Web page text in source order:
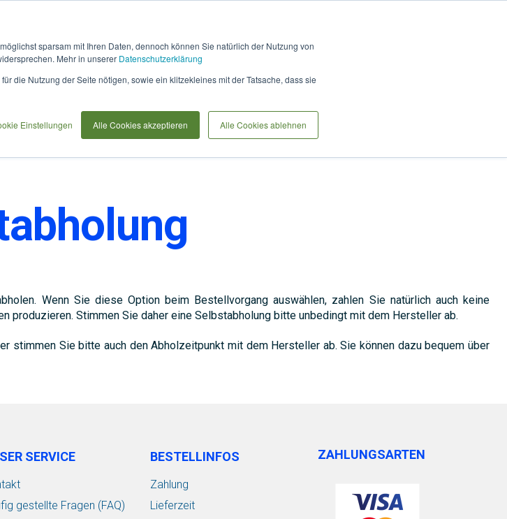
sparsam mit Ihren Daten, dennoch können Sie natürlich der Nutzung von
Mehr in unserer Datenschutzerklärung
die Nutzung der Seite nötigen, sowie ein klitzekleines mit der Tatsache, dass sie
Einstellungen Alle Cookies akzeptieren Alle Cookies ablehnen
Wenn Sie diese Option beim Bestellvorgang auswählen, zahlen Sie natürlich auch keine
produzieren. Stimmen Sie daher eine Selbstabholung bitte unbedingt mit dem Hersteller ab.
stimmen Sie bitte auch den Abholzeitpunkt mit dem Hersteller ab. Sie können dazu bequem über
SERVICE
gestellte Fragen (FAQ)
BESTELLINFOS
Zahlung
Lieferzeit
ZAHLUNGSARTEN